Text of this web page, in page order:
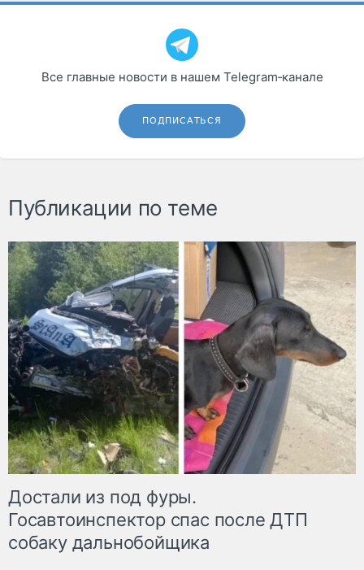
Все главные новости в нашем Telegram‑канале
ПОДПИСАТЬСЯ
Публикации по теме
Достали из под фуры.
Госавтоинспектор спас после ДТП
собаку дальнобойщика